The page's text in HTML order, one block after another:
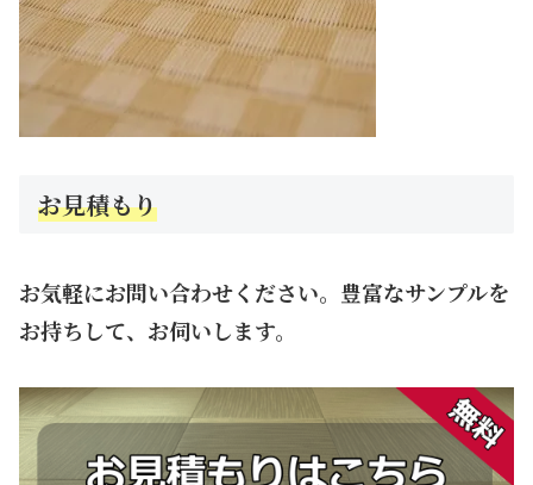
お見積もり
お気軽にお問い合わせください。豊富なサンプルを
お持ちして、お伺いします。